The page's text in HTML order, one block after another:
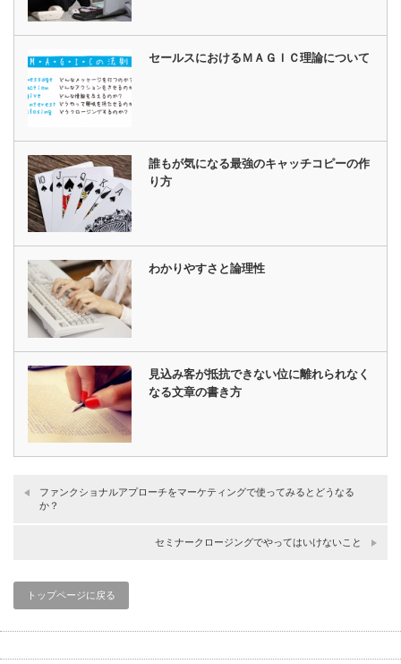
セールスにおけるＭＡＧＩＣ理論について
誰もが気になる最強のキャッチコピーの作
り方
わかりやすさと論理性
見込み客が抵抗できない位に離れられなく
なる文章の書き方
ファンクショナルアプローチをマーケティングで使ってみるとどうなる
か？
セミナークロージングでやってはいけないこと
トップページに戻る